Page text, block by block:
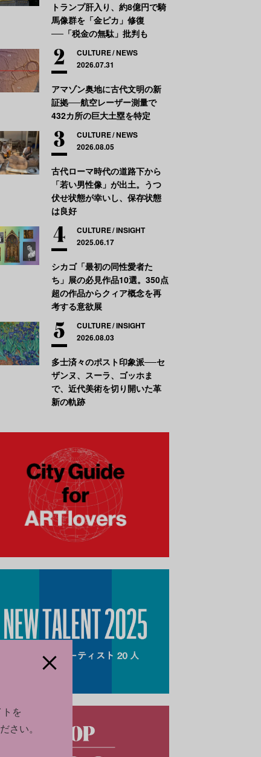
トランプ肝入り、約8億円で騎
馬像群を「金ピカ」修復
──「税金の無駄」批判も
CULTURE NEWS
2026.07.31
アマゾン奥地に古代文明の新
証拠──航空レーザー測量で
432カ所の巨大土塁を特定
CULTURE NEWS
2026.08.05
古代ローマ時代の道路下から
「若い男性像」が出土。うつ
伏せ状態が幸いし、保存状態
は良好
CULTURE INSIGHT
2025.06.17
シカゴ「最初の同性愛者た
ち」展の必見作品10選。350点
超の作品からクィア概念を再
考する意欲展
CULTURE INSIGHT
2026.08.03
多士済々のポスト印象派──セ
ザンヌ、スーラ、ゴッホま
で、近代美術を切り開いた革
新の軌跡
を
さい。